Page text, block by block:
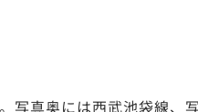
写真奥には西武池袋線、